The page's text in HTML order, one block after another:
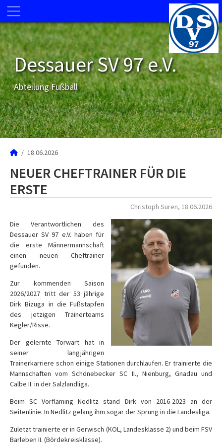
Dessauer SV 97 e.V.
Abteilung Fußball
18.06.2026
NEUER CHEFTRAINER FÜR DIE
ERSTE
Christoph Suren, 18.06.2026
Die Verantwortlichen des
Dessauer SV 97 e.V. haben für
die erste Männermannschaft
einen neuen Cheftrainer
gefunden.
Zur kommenden Saison
2026/2027 tritt der 53 jährige
Dirk Bizuga in die Fußstapfen
des jetzigen Trainerteams
Kegler/Risse.
Der gelernte Torwart hat in
seiner langjährigen
Trainerkarriere schon einige Stationen durchlaufen. Er trainierte die
Mannschaften vom Schönebecker SC II., Nienburg, Gnadau und
Calbe II. in der Salzlandliga.
Beim SC Vorfläming Nedlitz stand Dirk von 2016-2023 an der
Seitenlinie. In Nedlitz gelang ihm sogar der Sprung in die Landesliga.
Zuletzt trainierte er in Gerwisch (KOL, Landesklasse 2) und beim FSV
Barleben II. (Bördekreisklasse).